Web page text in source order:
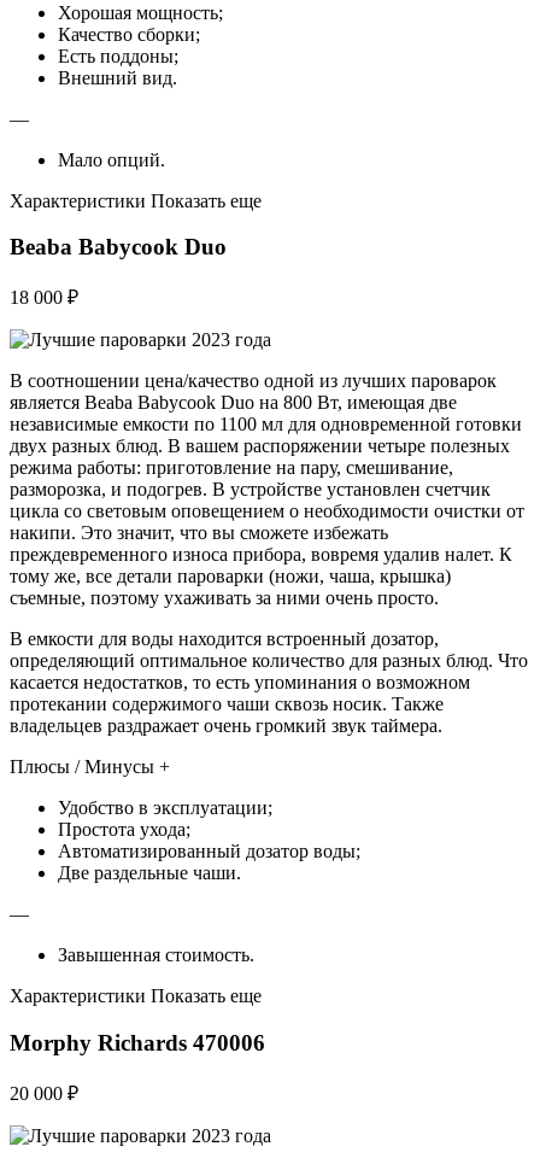
Хорошая мощность;
Качество сборки;
Есть поддоны;
Внешний вид.
—
Мало опций.
Характеристики Показать еще
Beaba Babycook Duo
18 000 ₽
В соотношении цена/качество одной из лучших пароварок
является Beaba Babycook Duo на 800 Вт, имеющая две
независимые емкости по 1100 мл для одновременной готовки
двух разных блюд. В вашем распоряжении четыре полезных
режима работы: приготовление на пару, смешивание,
разморозка, и подогрев. В устройстве установлен счетчик
цикла со световым оповещением о необходимости очистки от
накипи. Это значит, что вы сможете избежать
преждевременного износа прибора, вовремя удалив налет. К
тому же, все детали пароварки (ножи, чаша, крышка)
съемные, поэтому ухаживать за ними очень просто.
В емкости для воды находится встроенный дозатор,
определяющий оптимальное количество для разных блюд. Что
касается недостатков, то есть упоминания о возможном
протекании содержимого чаши сквозь носик. Также
владельцев раздражает очень громкий звук таймера.
Плюсы / Минусы +
Удобство в эксплуатации;
Простота ухода;
Автоматизированный дозатор воды;
Две раздельные чаши.
—
Завышенная стоимость.
Характеристики Показать еще
Morphy Richards 470006
20 000 ₽